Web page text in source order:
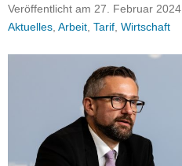
i
f
Veröffentlicht am 27. Februar 2024
Aktuelles Arbeit Tarif Wirtschaft